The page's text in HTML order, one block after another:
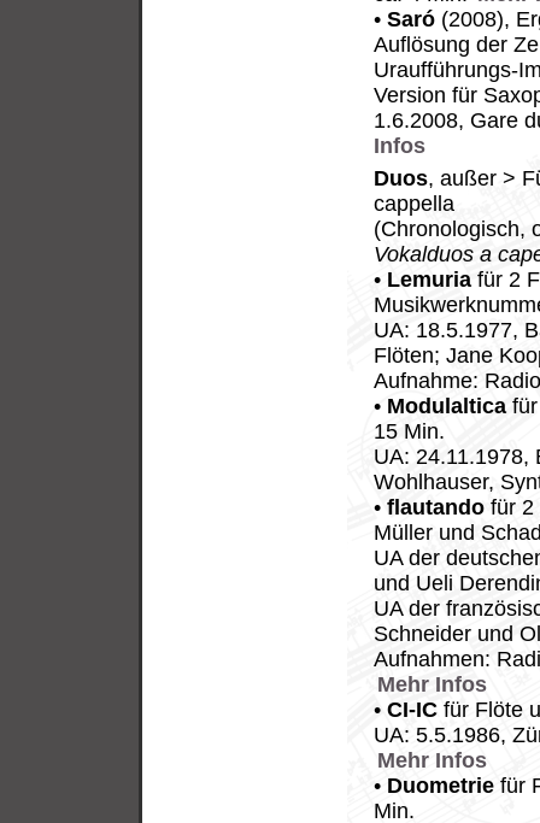
•Saró (2008),
Auflösung der
Uraufführungs-
Version für
1.6.2008, Gare
Infos
Duos, außer >
cappella
(Chronologisch,
Vokalduos a
• Lemuria für 2
UA: 18.5.1977,
Flöten; Jane
Aufnahme:
• Modulalticafür
15 Min.
UA: 24.11.1978,
Wohlhauser,
•flautando für 2
Müller und
UA der
und Ueli
UA der
Schneider und
Aufnahmen:
Mehr Infos
•CI-IC für Flöte
UA: 5.5.1986,
Mehr Infos
• Duometrie für
Min.